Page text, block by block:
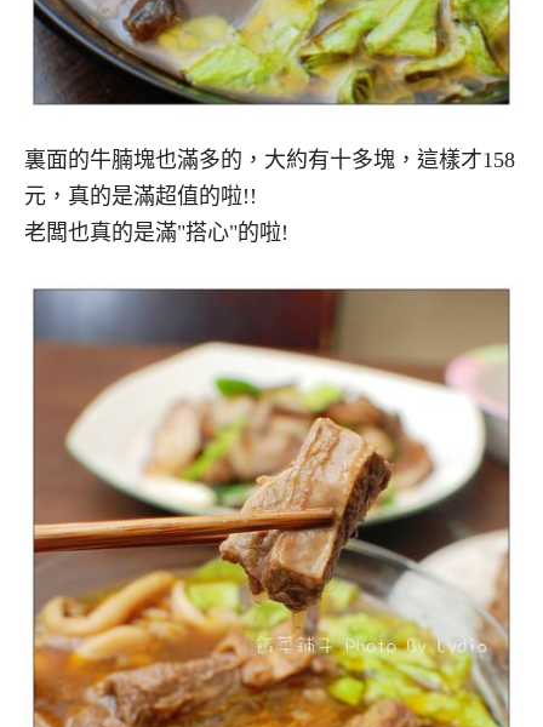
裏面的牛腩塊也滿多的，大約有十多塊，這樣才158
元，真的是滿超值的啦!!
老闆也真的是滿"搭心"的啦!